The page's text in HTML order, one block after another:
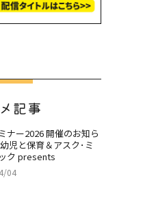
記事
ナー2026 開催のお知ら
児と保育＆アスク･ミ
ク presents
04